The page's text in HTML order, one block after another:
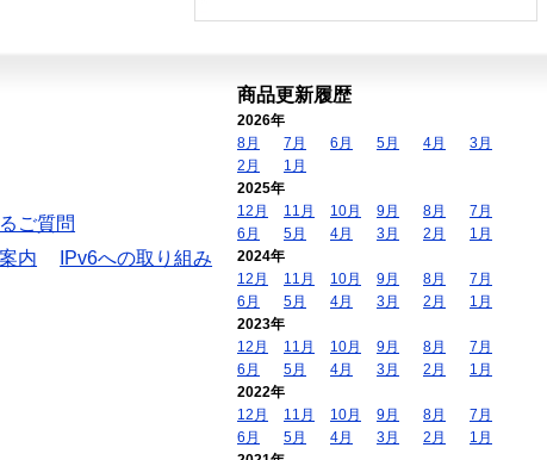
ご質問
内
IPv6への取り組み
商品更新履歴
2026年
8月
7月 6月 5月 4月
3月
2月
1月
2025年
12月
11月 10月 9月 8月
7月
6月
5月 4月 3月 2月
1月
2024年
12月
11月 10月 9月 8月
7月
6月
5月 4月 3月 2月
1月
2023年
12月
11月 10月 9月 8月
7月
6月
5月 4月 3月 2月
1月
2022年
12月
11月 10月 9月 8月
7月
6月
5月 4月 3月 2月
1月